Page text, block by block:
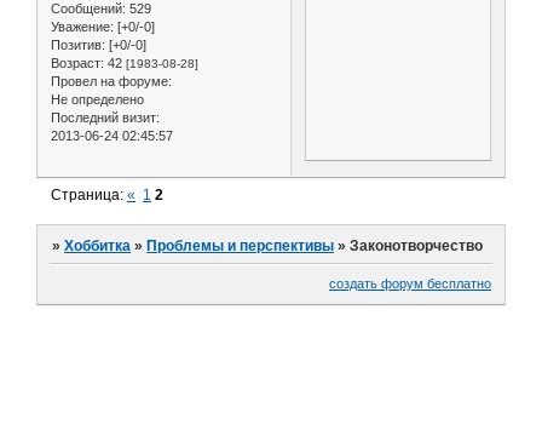
Сообщений: 529
Уважение: [+0/-0]
Позитив: [+0/-0]
Возраст: 42 [1983-08-28]
Провел на форуме:
Не определено
Последний визит:
2013-06-24 02:45:57
Страница:« 1 2
»Хоббитка »Проблемы и перспективы »Законотворчество
создать форум бесплатно